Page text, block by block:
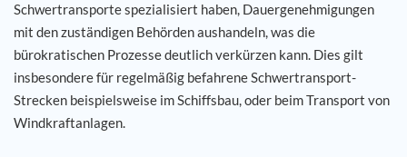
Schwertransporte spezialisiert haben, Dauergenehmigungen
mit den zuständigen Behörden aushandeln, was die
bürokratischen Prozesse deutlich verkürzen kann. Dies gilt
insbesondere für regelmäßig befahrene Schwertransport-
Strecken beispielsweise im Schiffsbau, oder beim Transport von
Windkraftanlagen.